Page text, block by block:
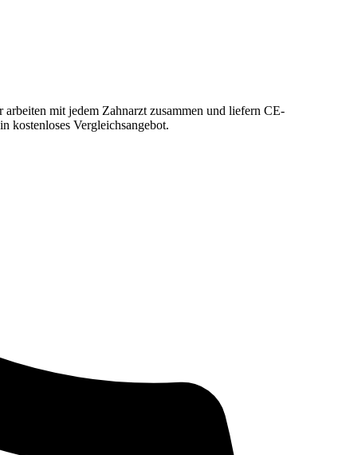
arbeiten mit jedem Zahnarzt zusammen und liefern CE-
kostenloses Vergleichsangebot.